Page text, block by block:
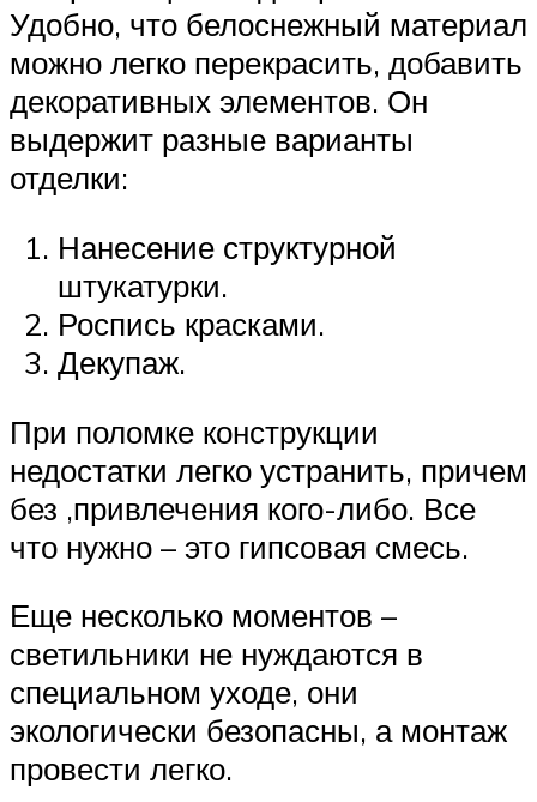
Удобно, что белоснежный материал
можно легко перекрасить, добавить
декоративных элементов. Он
выдержит разные варианты
отделки:
Нанесение структурной
штукатурки.
Роспись красками.
Декупаж.
При поломке конструкции
недостатки легко устранить, причем
без ,привлечения кого-либо. Все
что нужно – это гипсовая смесь.
Еще несколько моментов –
светильники не нуждаются в
специальном уходе, они
экологически безопасны, а монтаж
провести легко.